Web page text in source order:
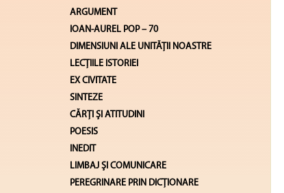
ARGUMENT
IOAN-AUREL POP – 70
DIMENSIUNI ALE UNITĂŢII NOASTRE
LECŢIILE ISTORIEI
EX CIVITATE
SINTEZE
CĂRŢI ŞI ATITUDINI
POESIS
INEDIT
LIMBAJ ŞI COMUNICARE
PEREGRINARE PRIN DICȚIONARE